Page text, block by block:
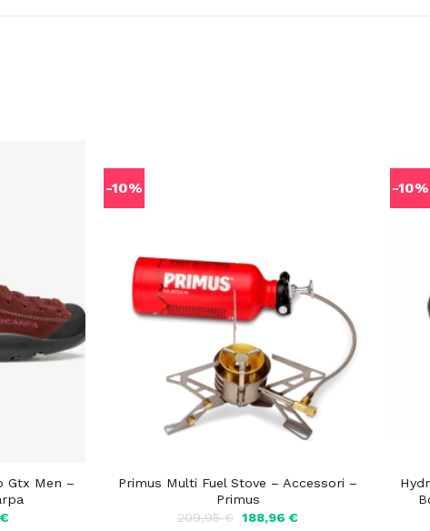
Gtx Men –
€Il
-10%
Primus Multi Fuel Stove – Accessori –
Primus
209,95€ Il
188,96€Il
-10%